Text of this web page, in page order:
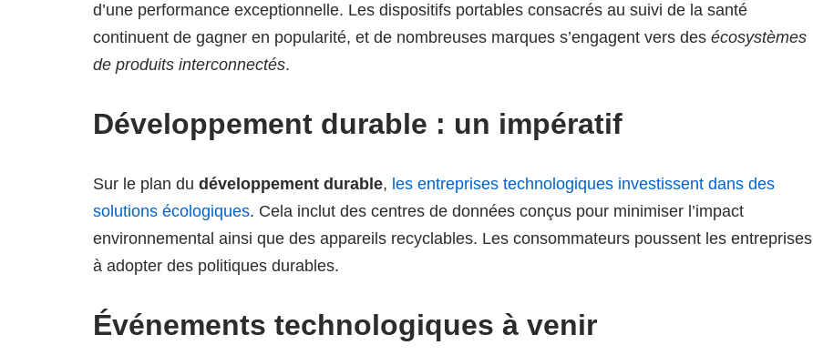
d’une performance exceptionnelle. Les dispositifs portables consacrés au suivi de la santé
continuent de gagner en popularité, et de nombreuses marques s’engagent vers des écosystèmes
de produits interconnectés.
Développement durable : un impératif
Sur le plan du développement durable, les entreprises technologiques investissent dans des
solutions écologiques. Cela inclut des centres de données conçus pour minimiser l’impact
environnemental ainsi que des appareils recyclables. Les consommateurs poussent les entreprises
à adopter des politiques durables.
Événements technologiques à venir